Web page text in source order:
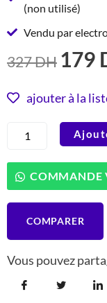
(non utilisé)
Vendu par
327DH LE
ÉTAIT :
327
179
ajouter à la
ERT-
MN
Linge
Robuste,
Capacité
20m
COMMANDE
COMPARER
Vous pouvez